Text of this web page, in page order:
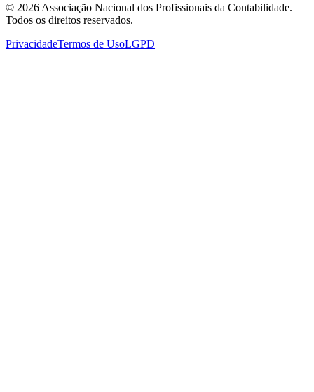
© 2026 Associação Nacional dos Profissionais da Contabilidade.
Todos os direitos reservados.
PrivacidadeTermos de UsoLGPD